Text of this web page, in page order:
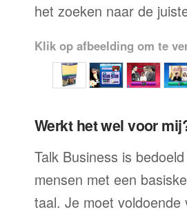
het zoeken naar de
Klik op afbeelding om te
Werkt het wel voor
Talk Business is
mensen met een
taal. Je moet voldoende